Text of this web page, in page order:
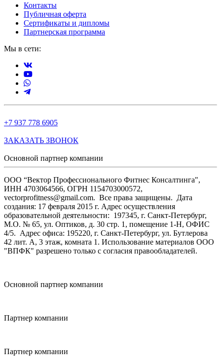
Контакты
Публичная оферта
Сертификаты и дипломы
Партнерская программа
Мы в сети:
+7 937 778 6905
ЗАКАЗАТЬ ЗВОНОК
Основной партнер компании
ООО “Вектор Профессионального Фитнес Консалтинга",
ИНН 4703064566, ОГРН 1154703000572,
vectorprofitness@gmail.com. Все права защищены. Дата
создания: 17 февраля 2015 г. Адрес осуществления
образовательной деятельности: 197345, г. Санкт-Петербург,
М.О. № 65, ул. Оптиков, д. 30 стр. 1, помещение 1-Н, ОФИС
4/5. Адрес офиса: 195220, г. Санкт-Петербург, ул. Бутлерова
42 лит. А, 3 этаж, комната 1. Использование материалов ООО
"ВПФК" разрешено только с согласия правообладателей.
Основной партнер компании
Партнер компании
Партнер компании